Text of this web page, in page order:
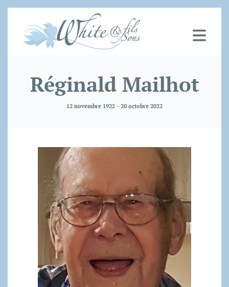
Réginald Mailhot
12 novembre 1922 - 20 octobre 2022